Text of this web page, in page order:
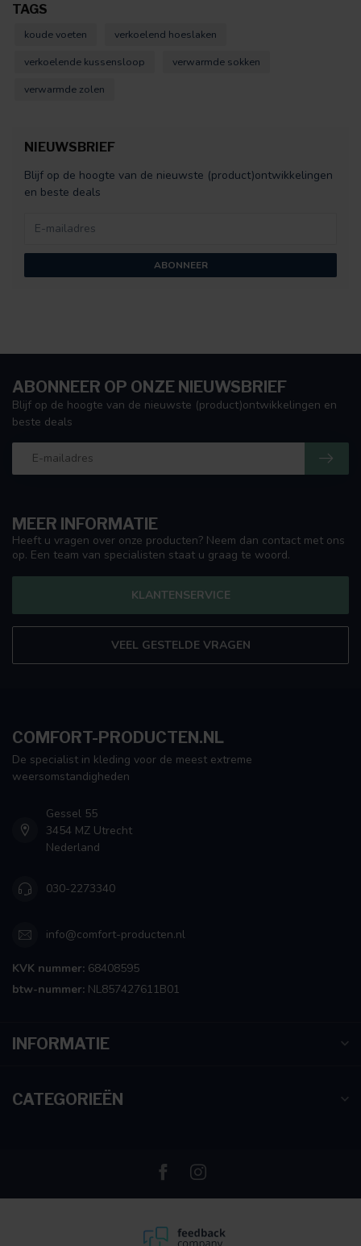
TAGS
koude voeten
verkoelend hoeslaken
verkoelende kussensloop
verwarmde sokken
verwarmde zolen
NIEUWSBRIEF
Blijf op de hoogte van de nieuwste (product)ontwikkelingen
en beste deals
ABONNEER
MEER INFORMATIE
Heeft u vragen over onze producten? Neem dan contact met ons
op. Een team van specialisten staat u graag te woord.
KLANTENSERVICE
VEEL GESTELDE VRAGEN
ABONNEER OP ONZE NIEUWSBRIEF
Blijf op de hoogte van de nieuwste (product)ontwikkelingen en
beste deals
COMFORT-PRODUCTEN.NL
De specialist in kleding voor de meest extreme
weersomstandigheden
Gessel 55
3454 MZ Utrecht
Nederland
030-2273340
info@comfort-producten.nl
KVK nummer: 68408595
btw-nummer: NL857427611B01
INFORMATIE
CATEGORIEËN